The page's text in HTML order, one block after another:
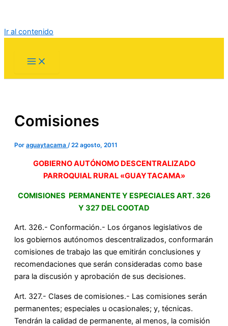
Ir al contenido
Comisiones
Por aguaytacama /22 agosto, 2011
GOBIERNO AUTÓNOMO DESCENTRALIZADO
PARROQUIAL RURAL «GUAYTACAMA»
COMISIONES PERMANENTE Y ESPECIALES ART. 326
Y 327 DEL COOTAD
Art. 326.- Conformación.- Los órganos legislativos de
los gobiernos autónomos descentralizados, conformarán
comisiones de trabajo las que emitirán conclusiones y
recomendaciones que serán consideradas como base
para la discusión y aprobación de sus decisiones.
Art. 327.- Clases de comisiones.- Las comisiones serán
permanentes; especiales u ocasionales; y, técnicas.
Tendrán la calidad de permanente, al menos, la comisión